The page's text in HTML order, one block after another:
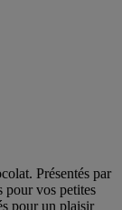
Présentés par
pour vos petites
pour un plaisir